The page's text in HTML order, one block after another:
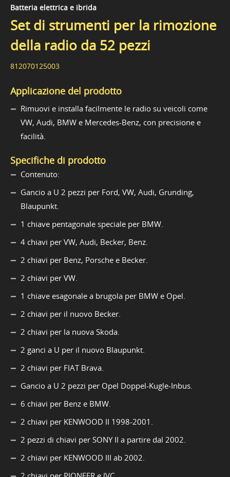
Batteria elettrica e ibrida
Set di strumenti per la rimozione
della radio da 52 pezzi
812070125003
Applicazione del prodotto
Rimuovi e installa facilmente le radio su veicoli come
VW, Audi, BMW e Mercedes-Benz, con precisione e
facilità.
Specifiche di prodotto
Contenuto:
Gancio a U 2 pezzi per Ford, VW, Audi, Grunding,
Blaupunkt.
1 chiave pentagonale speciale per BMW.
4 chiavi per VW, Audi, Becker, Benz.
2 chiavi per Benz, Porsche e Becker.
2 chiavi per VW.
1 chiave esagonale a brugola per BMW e Opel.
2 chiavi per il nuovo Becker.
2 chiavi per la nuova Skoda.
2 ganci a U per il nuovo Blaupunkt.
2 chiavi per FIAT Brava.
Gancio a U 2 pezzi per Opel Doppel-Kugle-Inbus.
6 chiavi per Benz e BMW.
2 chiavi per KENWOOD II 1998-2001.
2 pezzi di chiavi per SONY II a partire dal 2002.
2 chiavi per KENWOOD III ab 2002.